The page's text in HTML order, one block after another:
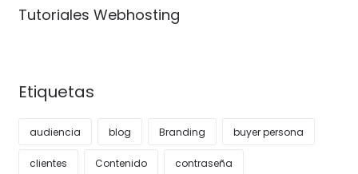
Tutoriales Webhosting
Etiquetas
audiencia blog Branding buyer persona
clientes Contenido contraseña